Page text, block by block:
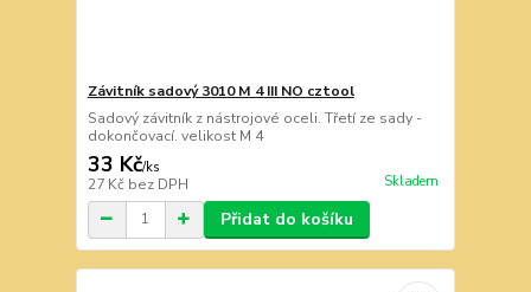
Závitník sadový 3010 M 4 III NO cztool
Sadový závitník z nástrojové oceli. Třetí ze sady -
dokončovací. velikost M 4
33 Kč/ks
27 Kč bez DPH Skladem
Přidat do košíku